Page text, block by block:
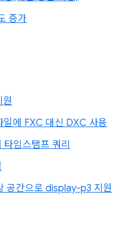
증가
에 FXC 대신 DXC 사용
임스탬프 쿼리
공간으로 display-p3 지원